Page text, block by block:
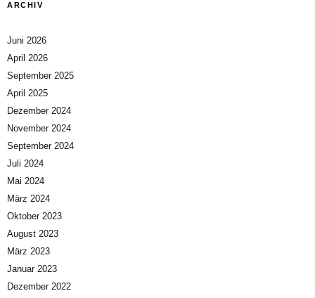
ARCHIV
Juni 2026
April 2026
September 2025
April 2025
Dezember 2024
November 2024
September 2024
Juli 2024
Mai 2024
März 2024
Oktober 2023
August 2023
März 2023
Januar 2023
Dezember 2022